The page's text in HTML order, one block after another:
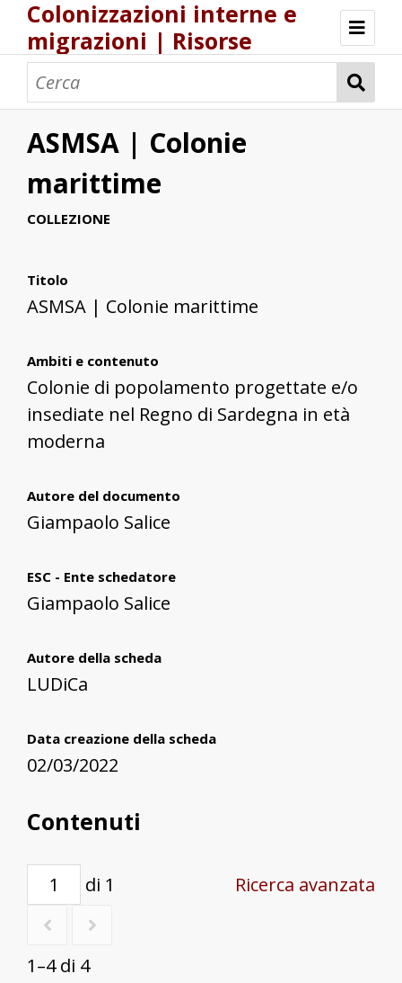
Colonizzazioni interne e
migrazioni | Risorse
Risorse Storia.DH.Unica.it
Popolamenti nel Regno di Sardegna
Una logistica europea del popolamento?
ASMSA | Colonie
marittime
COLLEZIONE
Titolo
ASMSA | Colonie marittime
Ambiti e contenuto
Colonie di popolamento progettate e/o
insediate nel Regno di Sardegna in età
moderna
Autore del documento
Giampaolo Salice
ESC - Ente schedatore
Giampaolo Salice
Autore della scheda
LUDiCa
Data creazione della scheda
02/03/2022
Contenuti
di 1
1–4 di 4
Ricerca avanzata